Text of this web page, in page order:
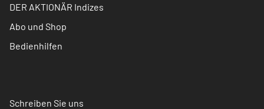
DER AKTIONÄR Indizes
Abo und Shop
Bedienhilfen
Schreiben Sie uns